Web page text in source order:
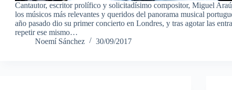
Cantautor, escritor prolífico y solicitadísimo compositor, Miguel
los músicos más relevantes y queridos del panorama musical
año pasado dio su primer concierto en Londres, y tras agotar las
repetir ese mismo…
Noemí Sánchez
30/09/2017